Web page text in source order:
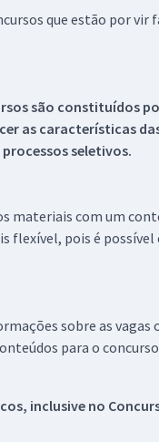
que estão por vir
são constituídos
as características
seletivos.
materiais com um
pois é possível
sobre as vagas
para o
inclusive no